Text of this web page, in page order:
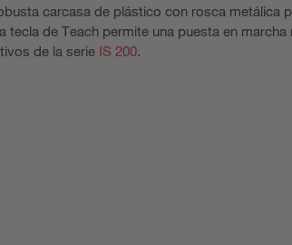
carcasa de plástico con rosca metálica
tecla de Teach permite una puesta en
de la serie IS 200.